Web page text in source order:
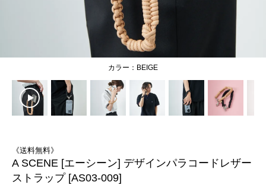
BEIGE
《送料無料》
A SCENE [エーシーン] デザインパラコードレザー
ストラップ [AS03-009]